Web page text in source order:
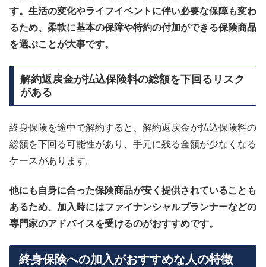
す。生活の変化やライフイベントに伴い必要な保障も変わ
るため、柔軟に基本の保障や特約の付加ができる保険商品
を選ぶことが大事です。
解約返戻金が払込保険料の総額を下回るリスク
がある
終身保険を途中で解約すると、解約返戻金が払込保険料の
総額を下回る可能性があり、手元に残る金額が少なくなる
ケースがあります。
他にも自身に合った保険商品が安く提供されていることも
あるため、加入時にはファイナンシャルプランナーなどの
専門家のアドバイスを受けるのがおすすめです。
終身保険への加入がおすすめな人の特徴